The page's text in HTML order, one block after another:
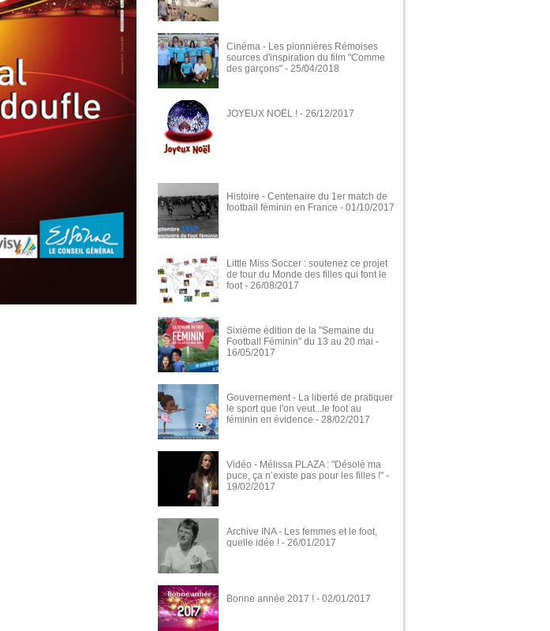
Cinéma - Les pionnières Rémoises
sources d'inspiration du film "Comme
des garçons" - 25/04/2018
JOYEUX NOËL ! - 26/12/2017
Histoire - Centenaire du 1er match de
football féminin en France - 01/10/2017
Little Miss Soccer : soutenez ce projet
de tour du Monde des filles qui font le
foot - 26/08/2017
Sixième édition de la "Semaine du
Football Féminin" du 13 au 20 mai -
16/05/2017
Gouvernement - La liberté de pratiquer
le sport que l'on veut...le foot au
féminin en évidence - 28/02/2017
Vidéo - Mélissa PLAZA : "Désolé ma
puce, ça n’existe pas pour les filles !" -
19/02/2017
Archive INA - Les femmes et le foot,
quelle idée ! - 26/01/2017
Bonne année 2017 ! - 02/01/2017